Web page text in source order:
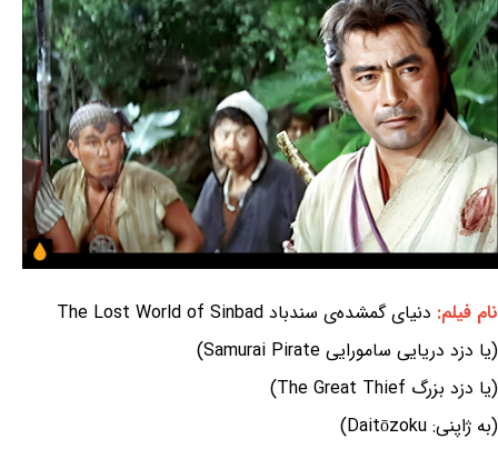
نام فیلم: دنیای گمشده‌ی سندباد The Lost World of Sinbad
(یا دزد دریایی سامورایی Samurai Pirate)
(یا دزد بزرگ The Great Thief)
(به ژاپنی: Daitōzoku)